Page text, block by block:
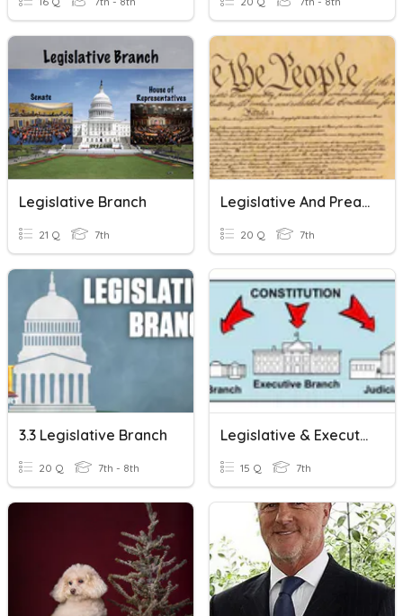
Legislative Branch
21 Q 7th
Legislative And Preamble
20 Q 7th
3.3 Legislative Branch
20 Q 7th - 8th
Legislative & Executive Branches
15 Q 7th